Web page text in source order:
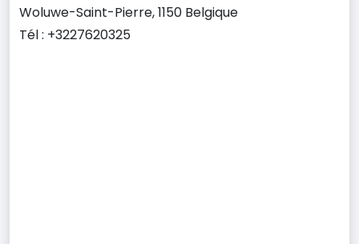
Woluwe-Saint-Pierre, 1150 Belgique
Tél : +3227620325